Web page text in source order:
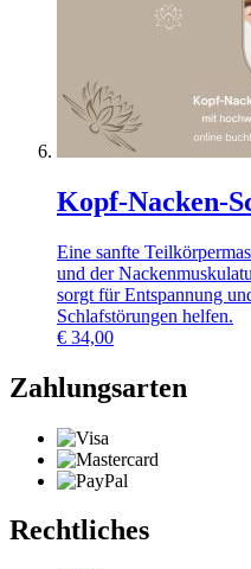
Kopf-Nacken-
Eine sanfte
und der
sorgt für Entspannung
Schlafstörungen helfen.
€ 34,00
Zahlungsarten
Rechtliches